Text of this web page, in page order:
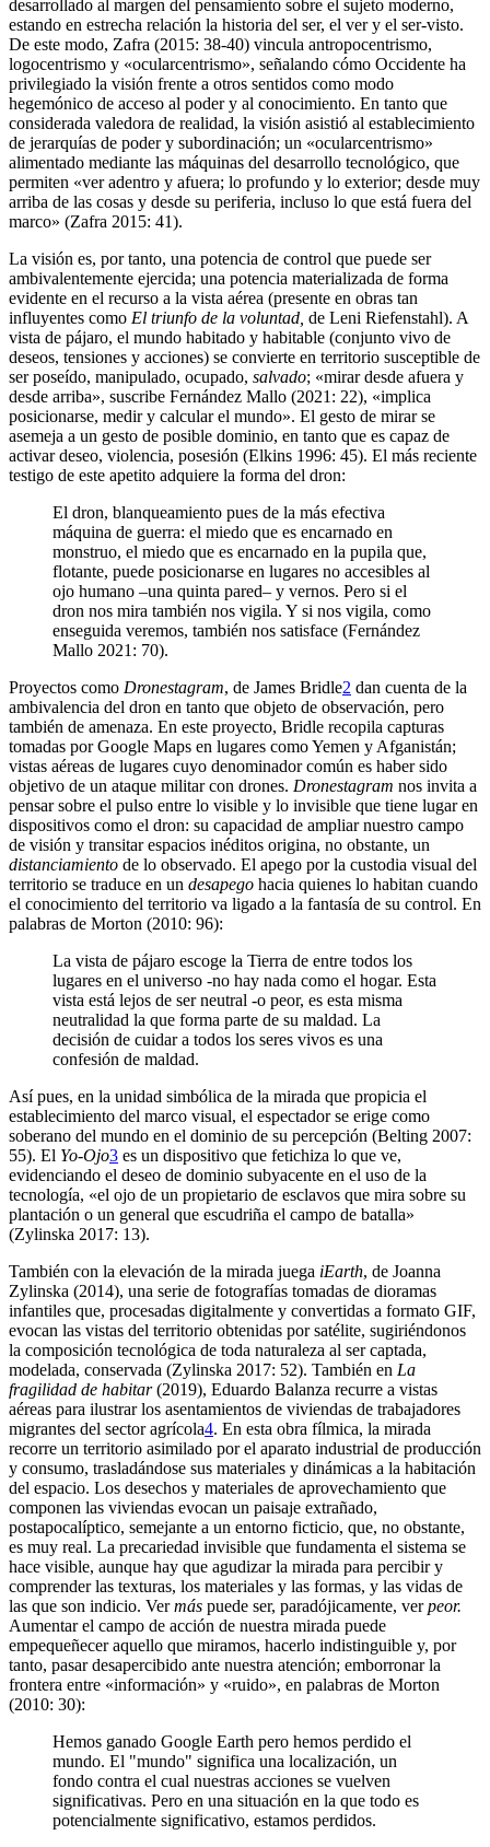
desarrollado al margen del pensamiento sobre el sujeto moderno,
estando en estrecha relación la historia del ser, el ver y el ser-visto.
De este modo, Zafra (2015: 38-40) vincula antropocentrismo,
logocentrismo y «ocularcentrismo», señalando cómo Occidente ha
privilegiado la visión frente a otros sentidos como modo
hegemónico de acceso al poder y al conocimiento. En tanto que
considerada valedora de realidad, la visión asistió al establecimiento
de jerarquías de poder y subordinación; un «ocularcentrismo»
alimentado mediante las máquinas del desarrollo tecnológico, que
permiten «ver adentro y afuera; lo profundo y lo exterior; desde muy
arriba de las cosas y desde su periferia, incluso lo que está fuera del
marco» (Zafra 2015: 41).
La visión es, por tanto, una potencia de control que puede ser
ambivalentemente ejercida; una potencia materializada de forma
evidente en el recurso a la vista aérea (presente en obras tan
influyentes como El triunfo de la voluntad, de Leni Riefenstahl). A
vista de pájaro, el mundo habitado y habitable (conjunto vivo de
deseos, tensiones y acciones) se convierte en territorio susceptible de
ser poseído, manipulado, ocupado, salvado; «mirar desde afuera y
desde arriba», suscribe Fernández Mallo (2021: 22), «implica
posicionarse, medir y calcular el mundo». El gesto de mirar se
asemeja a un gesto de posible dominio, en tanto que es capaz de
activar deseo, violencia, posesión (Elkins 1996: 45). El más reciente
testigo de este apetito adquiere la forma del dron:
El dron, blanqueamiento pues de la más efectiva
máquina de guerra: el miedo que es encarnado en
monstruo, el miedo que es encarnado en la pupila que,
flotante, puede posicionarse en lugares no accesibles al
ojo humano –una quinta pared– y vernos. Pero si el
dron nos mira también nos vigila. Y si nos vigila, como
enseguida veremos, también nos satisface (Fernández
Mallo 2021: 70).
Proyectos como Dronestagram, de James Bridle2 dan cuenta de la
ambivalencia del dron en tanto que objeto de observación, pero
también de amenaza. En este proyecto, Bridle recopila capturas
tomadas por Google Maps en lugares como Yemen y Afganistán;
vistas aéreas de lugares cuyo denominador común es haber sido
objetivo de un ataque militar con drones. Dronestagram nos invita a
pensar sobre el pulso entre lo visible y lo invisible que tiene lugar en
dispositivos como el dron: su capacidad de ampliar nuestro campo
de visión y transitar espacios inéditos origina, no obstante, un
distanciamiento de lo observado. El apego por la custodia visual del
territorio se traduce en un desapego hacia quienes lo habitan cuando
el conocimiento del territorio va ligado a la fantasía de su control. En
palabras de Morton (2010: 96):
La vista de pájaro escoge la Tierra de entre todos los
lugares en el universo -no hay nada como el hogar. Esta
vista está lejos de ser neutral -o peor, es esta misma
neutralidad la que forma parte de su maldad. La
decisión de cuidar a todos los seres vivos es una
confesión de maldad.
Así pues, en la unidad simbólica de la mirada que propicia el
establecimiento del marco visual, el espectador se erige como
soberano del mundo en el dominio de su percepción (Belting 2007:
55). El Yo-Ojo3 es un dispositivo que fetichiza lo que ve,
evidenciando el deseo de dominio subyacente en el uso de la
tecnología, «el ojo de un propietario de esclavos que mira sobre su
plantación o un general que escudriña el campo de batalla»
(Zylinska 2017: 13).
También con la elevación de la mirada juega iEarth, de Joanna
Zylinska (2014), una serie de fotografías tomadas de dioramas
infantiles que, procesadas digitalmente y convertidas a formato GIF,
evocan las vistas del territorio obtenidas por satélite, sugiriéndonos
la composición tecnológica de toda naturaleza al ser captada,
modelada, conservada (Zylinska 2017: 52). También en La
fragilidad de habitar(2019), Eduardo Balanza recurre a vistas
aéreas para ilustrar los asentamientos de viviendas de trabajadores
migrantes del sector agrícola4. En esta obra fílmica, la mirada
recorre un territorio asimilado por el aparato industrial de producción
y consumo, trasladándose sus materiales y dinámicas a la habitación
del espacio. Los desechos y materiales de aprovechamiento que
componen las viviendas evocan un paisaje extrañado,
postapocalíptico, semejante a un entorno ficticio, que, no obstante,
es muy real. La precariedad invisible que fundamenta el sistema se
hace visible, aunque hay que agudizar la mirada para percibir y
comprender las texturas, los materiales y las formas, y las vidas de
las que son indicio. Vermás puede ser, paradójicamente, verpeor.
Aumentar el campo de acción de nuestra mirada puede
empequeñecer aquello que miramos, hacerlo indistinguible y, por
tanto, pasar desapercibido ante nuestra atención; emborronar la
frontera entre «información» y «ruido», en palabras de Morton
(2010: 30):
Hemos ganado Google Earth pero hemos perdido el
mundo. El "mundo" significa una localización, un
fondo contra el cual nuestras acciones se vuelven
significativas. Pero en una situación en la que todo es
potencialmente significativo, estamos perdidos.